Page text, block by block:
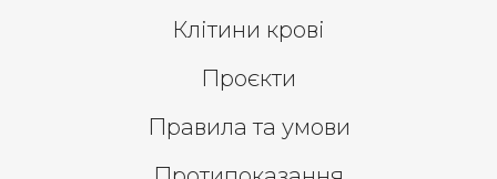
Клітини крові
Проєкти
Правила та умови